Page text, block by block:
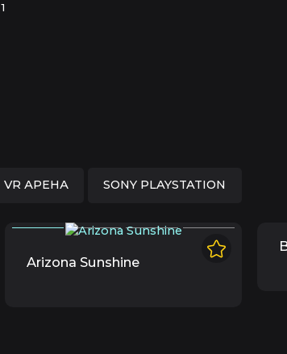
1
VR АРЕНА SONY PLAYSTATION
Arizona Sunshine